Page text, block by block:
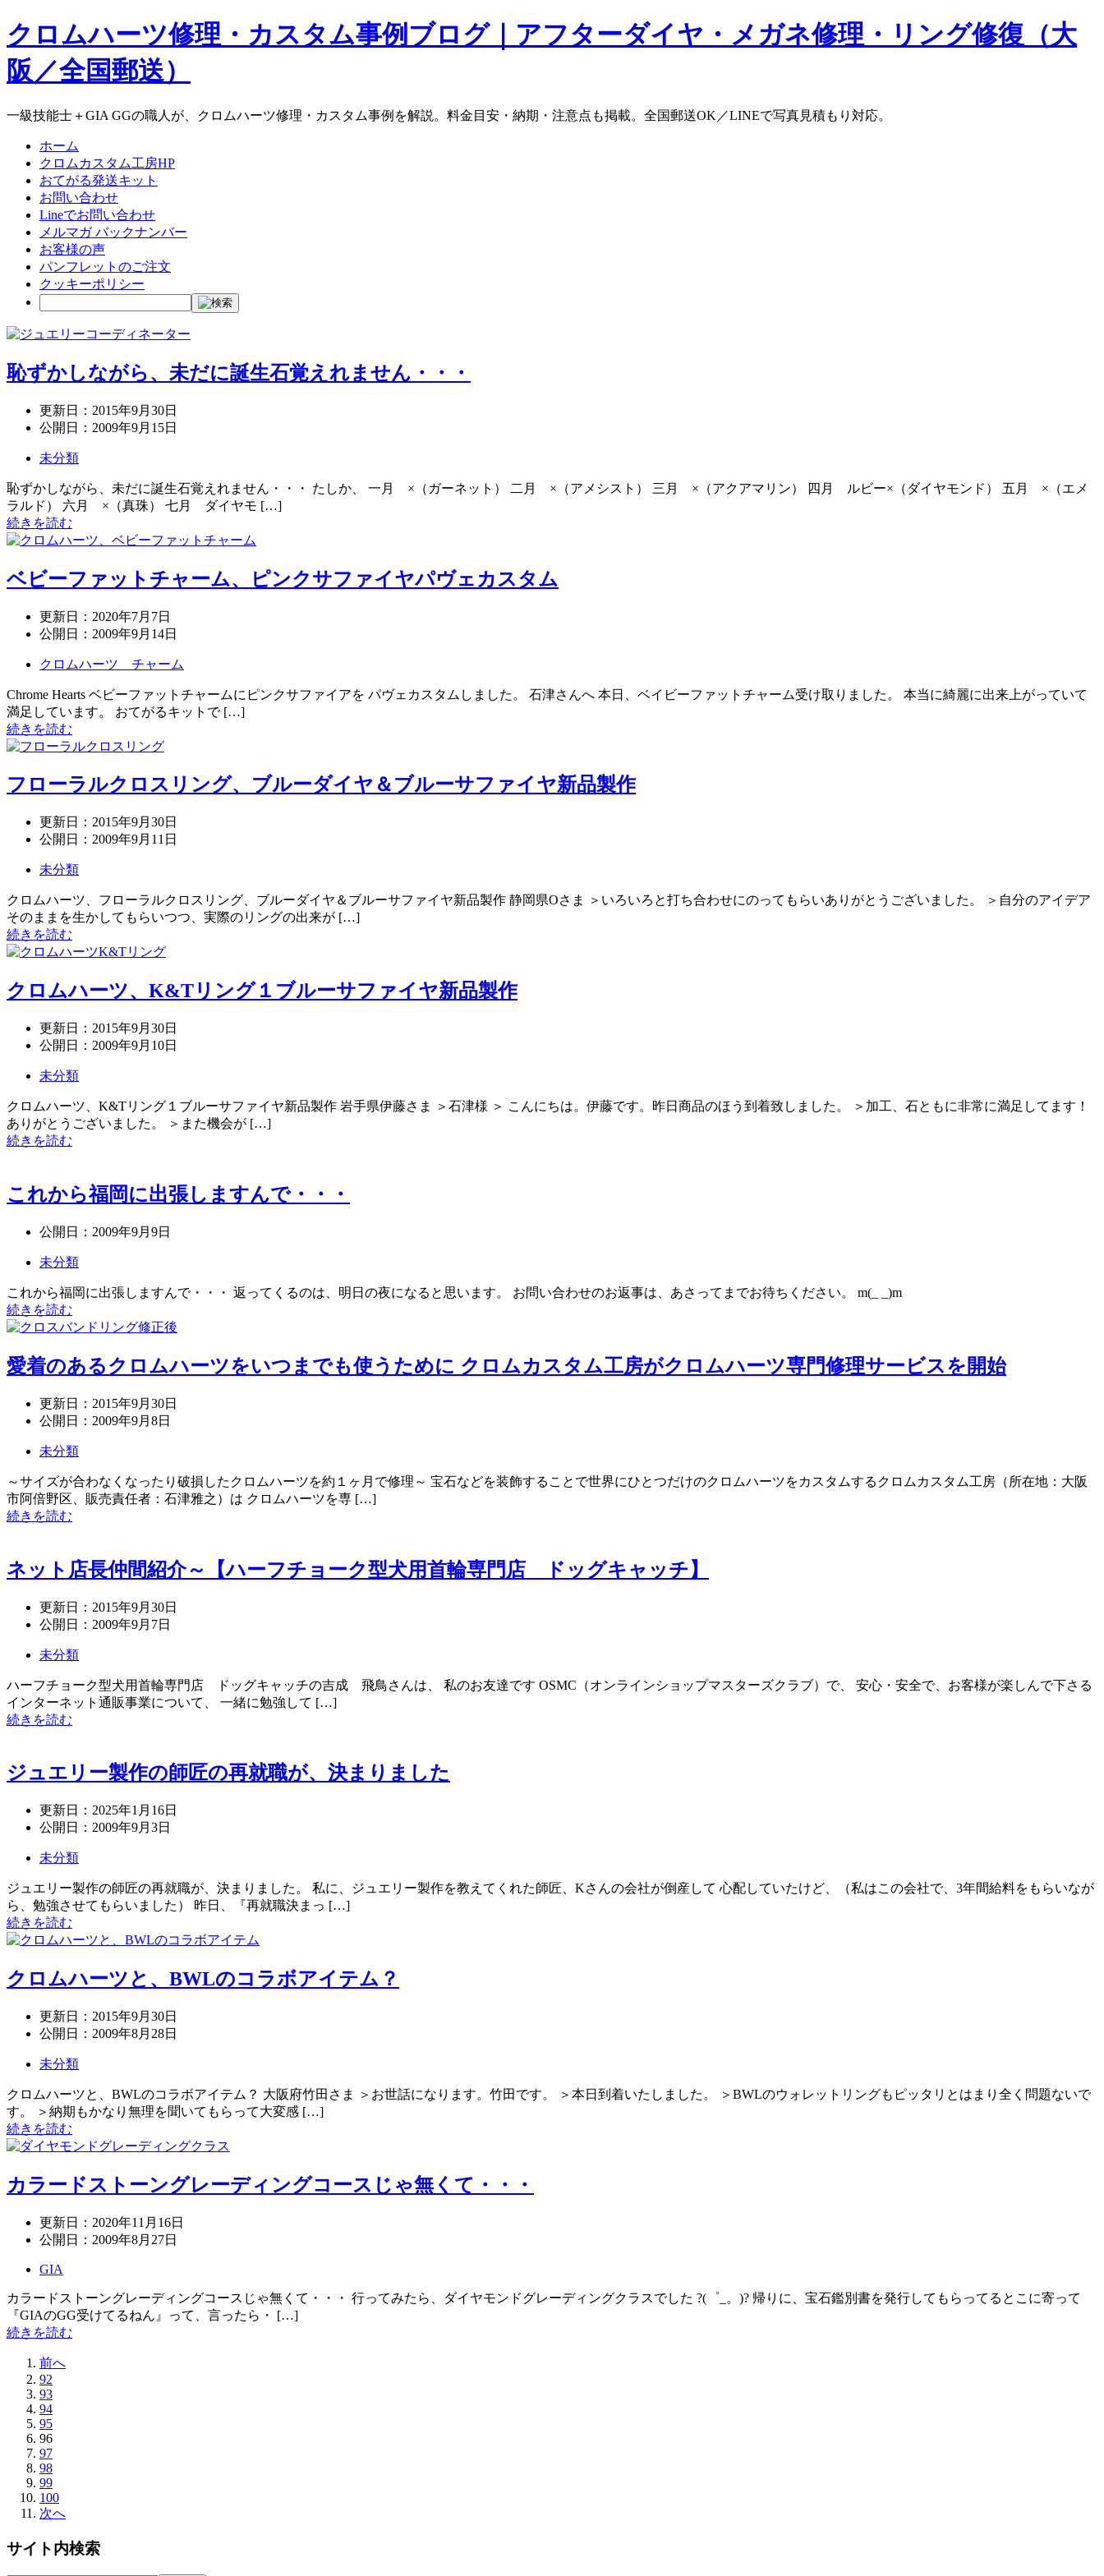
クロムハーツ修理・カスタム事例ブログ｜アフターダイヤ・メガネ修理・リング修復（大
阪／全国郵送）
一級技能士＋GIA GGの職人が、クロムハーツ修理・カスタム事例を解説。料金目安・納期・注意点も掲載。全国郵送OK／LINEで写真見積もり対応。
ホーム
クロムカスタム工房HP
おてがる発送キット
お問い合わせ
Lineでお問い合わせ
メルマガ バックナンバー
お客様の声
パンフレットのご注文
クッキーポリシー
恥ずかしながら、未だに誕生石覚えれません・・・
更新日： 2015年9月30日
公開日： 2009年9月15日
未分類
恥ずかしながら、未だに誕生石覚えれません・・・ たしか、 一月 ×（ガーネット） 二月 ×（アメシスト） 三月 ×（アクアマリン） 四月 ルビー×（ダイヤモンド） 五月 ×（エメ
ラルド） 六月 ×（真珠） 七月 ダイヤモ […]
続きを読む
ベビーファットチャーム、ピンクサファイヤパヴェカスタム
更新日： 2020年7月7日
公開日： 2009年9月14日
クロムハーツ チャーム
Chrome Hearts ベビーファットチャームにピンクサファイアを パヴェカスタムしました。 石津さんへ 本日、ベイビーファットチャーム受け取りました。 本当に綺麗に出来上がっていて
満足しています。 おてがるキットで […]
続きを読む
フローラルクロスリング、ブルーダイヤ＆ブルーサファイヤ新品製作
更新日： 2015年9月30日
公開日： 2009年9月11日
未分類
クロムハーツ、フローラルクロスリング、ブルーダイヤ＆ブルーサファイヤ新品製作 静岡県Oさま ＞いろいろと打ち合わせにのってもらいありがとうございました。 ＞自分のアイデア
そのままを生かしてもらいつつ、実際のリングの出来が […]
続きを読む
クロムハーツ、K&Tリング１ブルーサファイヤ新品製作
更新日： 2015年9月30日
公開日： 2009年9月10日
未分類
クロムハーツ、K&Tリング１ブルーサファイヤ新品製作 岩手県伊藤さま ＞石津様 ＞ こんにちは。伊藤です。昨日商品のほう到着致しました。 ＞加工、石ともに非常に満足してます！
ありがとうございました。 ＞また機会が […]
続きを読む
これから福岡に出張しますんで・・・
公開日： 2009年9月9日
未分類
これから福岡に出張しますんで・・・ 返ってくるのは、明日の夜になると思います。 お問い合わせのお返事は、あさってまでお待ちください。 m(_ _)m
続きを読む
愛着のあるクロムハーツをいつまでも使うために クロムカスタム工房がクロムハーツ専門修理サービスを開始
更新日： 2015年9月30日
公開日： 2009年9月8日
未分類
～サイズが合わなくなったり破損したクロムハーツを約１ヶ月で修理～ 宝石などを装飾することで世界にひとつだけのクロムハーツをカスタムするクロムカスタム工房（所在地：大阪
市阿倍野区、販売責任者：石津雅之）は クロムハーツを専 […]
続きを読む
ネット店長仲間紹介～【ハーフチョーク型犬用首輪専門店 ドッグキャッチ】
更新日： 2015年9月30日
公開日： 2009年9月7日
未分類
ハーフチョーク型犬用首輪専門店 ドッグキャッチの吉成 飛鳥さんは、 私のお友達です OSMC（オンラインショップマスターズクラブ）で、 安心・安全で、お客様が楽しんで下さる
インターネット通販事業について、 一緒に勉強して […]
続きを読む
ジュエリー製作の師匠の再就職が、決まりました
更新日： 2025年1月16日
公開日： 2009年9月3日
未分類
ジュエリー製作の師匠の再就職が、決まりました。 私に、ジュエリー製作を教えてくれた師匠、Kさんの会社が倒産して 心配していたけど、（私はこの会社で、3年間給料をもらいなが
ら、勉強させてもらいました） 昨日、『再就職決まっ […]
続きを読む
クロムハーツと、BWLのコラボアイテム？
更新日： 2015年9月30日
公開日： 2009年8月28日
未分類
クロムハーツと、BWLのコラボアイテム？ 大阪府竹田さま ＞お世話になります。竹田です。 ＞本日到着いたしました。 ＞BWLのウォレットリングもピッタリとはまり全く問題ないで
す。 ＞納期もかなり無理を聞いてもらって大変感 […]
続きを読む
カラードストーングレーディングコースじゃ無くて・・・
更新日： 2020年11月16日
公開日： 2009年8月27日
GIA
カラードストーングレーディングコースじゃ無くて・・・ 行ってみたら、ダイヤモンドグレーディングクラスでした ?(゜_。)? 帰りに、宝石鑑別書を発行してもらってるとこに寄って
『GIAのGG受けてるねん』って、言ったら・ […]
続きを読む
前へ
92
93
94
95
96
97
98
99
100
次へ
サイト内検索